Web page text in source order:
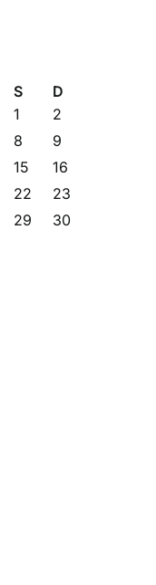
S
D
1
2
8
9
15
16
22
23
29
30